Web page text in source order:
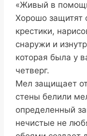
«Живый в
Хорошо защитят
крестики,
снаружи и
которая была у
четверг.
Мел защищает
стены белили
определенный
нечистые не